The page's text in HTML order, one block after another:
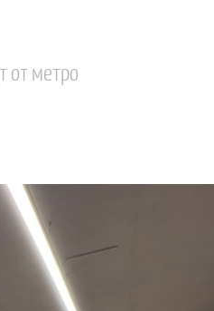
от метро